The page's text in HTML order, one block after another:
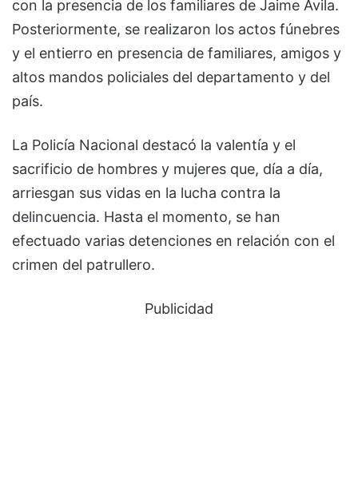
con la presencia de los familiares de Jaime Ávila.
Posteriormente, se realizaron los actos fúnebres
y el entierro en presencia de familiares, amigos y
altos mandos policiales del departamento y del
país.
La Policía Nacional destacó la valentía y el
sacrificio de hombres y mujeres que, día a día,
arriesgan sus vidas en la lucha contra la
delincuencia. Hasta el momento, se han
efectuado varias detenciones en relación con el
crimen del patrullero.
Publicidad